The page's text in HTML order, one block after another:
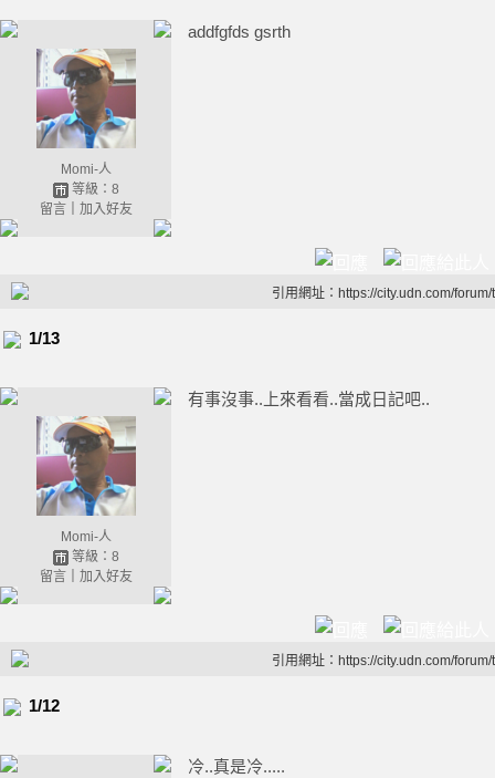
Momi-人
等級：8
留言｜ 加入好友
addfgfds gsrth
引用網址：https://city.udn.com/
1/13
Momi-人
等級：8
留言｜ 加入好友
有事沒事..上來看看..當成日記吧..
引用網址：https://city.udn.com/
1/12
冷..真是冷.....